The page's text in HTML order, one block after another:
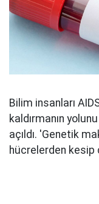
Bilim insanları
kaldırmanın
açıldı. 'Genetik
hücrelerden kesip